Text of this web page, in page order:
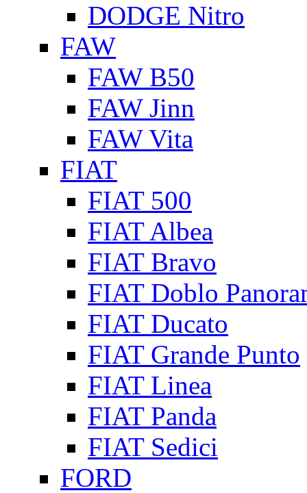
DODGE Nitro
FAW
FAW B50
FAW Jinn
FAW Vita
FIAT
FIAT 500
FIAT Albea
FIAT Bravo
FIAT Doblo
FIAT Ducato
FIAT Grande Punto
FIAT Linea
FIAT Panda
FIAT Sedici
FORD